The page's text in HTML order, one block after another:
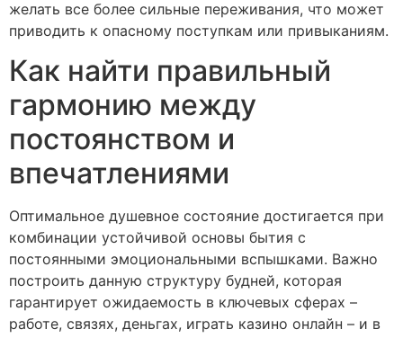
желать все более сильные переживания, что может
приводить к опасному поступкам или привыканиям.
Как найти правильный
гармонию между
постоянством и
впечатлениями
Оптимальное душевное состояние достигается при
комбинации устойчивой основы бытия с
постоянными эмоциональными вспышками. Важно
построить данную структуру будней, которая
гарантирует ожидаемость в ключевых сферах –
работе, связях, деньгах, играть казино онлайн – и в